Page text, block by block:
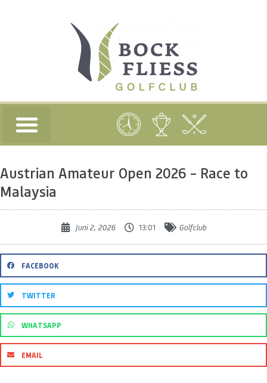
Austrian Amateur Open 2026 – Race to
Malaysia
Juni 2, 2026 13:01 Golfclub
FACEBOOK
TWITTER
WHATSAPP
EMAIL